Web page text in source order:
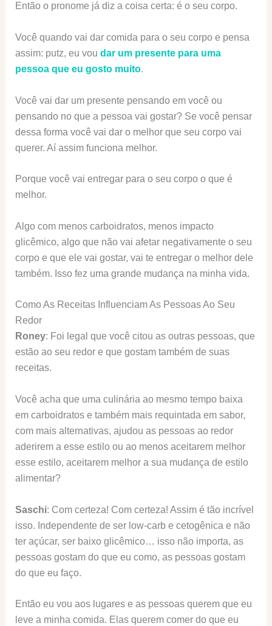
Então o pronome já diz a coisa certa: é o seu corpo.
Você quando vai dar comida para o seu corpo e pensa
assim: putz, eu vou dar um presente para uma
pessoa que eu gosto muito.
Você vai dar um presente pensando em você ou
pensando no que a pessoa vai gostar? Se você pensar
dessa forma você vai dar o melhor que seu corpo vai
querer. Aí assim funciona melhor.
Porque você vai entregar para o seu corpo o que é
melhor.
Algo com menos carboidratos, menos impacto
glicêmico, algo que não vai afetar negativamente o seu
corpo e que ele vai gostar, vai te entregar o melhor dele
também. Isso fez uma grande mudança na minha vida.
Como As Receitas Influenciam As Pessoas Ao Seu
Redor
Roney: Foi legal que você citou as outras pessoas, que
estão ao seu redor e que gostam também de suas
receitas.
Você acha que uma culinária ao mesmo tempo baixa
em carboidratos e também mais requintada em sabor,
com mais alternativas, ajudou as pessoas ao redor
aderirem a esse estilo ou ao menos aceitarem melhor
esse estilo, aceitarem melhor a sua mudança de estilo
alimentar?
Saschi: Com certeza! Com certeza! Assim é tão incrível
isso. Independente de ser low-carb e cetogênica e não
ter açúcar, ser baixo glicêmico… isso não importa, as
pessoas gostam do que eu como, as pessoas gostam
do que eu faço.
Então eu vou aos lugares e as pessoas querem que eu
leve a minha comida. Elas querem comer do que eu